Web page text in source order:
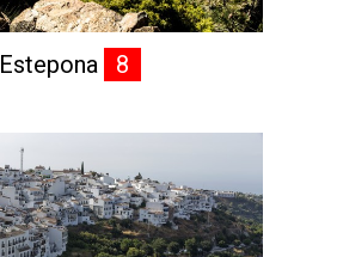
Estepona 8